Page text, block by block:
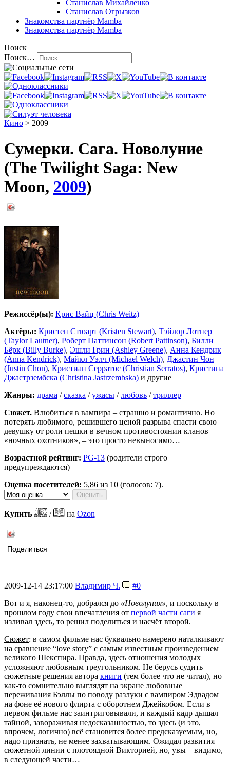
Станислав Михайленко
Станислав Огрызков
Знакомства партнёр Mamba
Знакомства партнёр Mamba
Поиск
Поиск…
Кино > 2009
Сумерки. Сага. Новолуние
(The Twilight Saga: New
Moon, 2009)
Режиссёр(ы): Крис Вайц (Chris Weitz)
Актёры: Кристен Стюарт (Kristen Stewart), Тэйлор Лотнер
(Taylor Lautner), Роберт Паттинсон (Robert Pattinson), Билли
Бёрк (Billy Burke), Эшли Грин (Ashley Greene), Анна Кендрик
(Anna Kendrick), Майкл Уэлч (Michael Welch), Джастин Чон
(Justin Chon), Кристиан Серратос (Christian Serratos), Кристина
Джастрзембска (Christina Jastrzembska) и другие
Жанры: драма /сказка /ужасы /любовь /триллер
Сюжет. Влюбиться в вампира – страшно и романтично. Но
потерять любимого, решившего ценой разрыва спасти свою
девушку от роли пешки в вечном противостоянии кланов
«ночных охотников», – это просто невыносимо…
Возрастной рейтинг: PG-13 (родители строго
предупреждаются)
Оценка посетителей: 5,86 из 10 (голосов: 7).
Купить / на Ozon
Поделиться
2009-12-14 23:17:00 Владимир Ч.
#0
Вот и я, наконец-то, добрался до «Новолуния», и поскольку в
прошлом году свои впечатления от первой части саги я
изливал здесь, то решил поделиться и насчёт второй.
Сюжет: в самом фильме нас буквально намерено наталкивают
на сравнение “love story” с самым известным произведением
великого Шекспира. Правда, здесь отношения молодых
усложняют любовным треугольником. Не берусь судить
сюжетные решения автора книги (тем более что не читал), но
как-то сомнительно выглядят на экране любовные
переживания Бэллы по поводу разлуки с вампиром Эдвадом
на фоне её нового флирта с оборотнем Джейкобом. Если в
первом фильме нас заинтриговывали, и каждый кадр дышал
тайной, завораживая недосказанностью, то здесь (и это,
впрочем, логично) всё становится более предсказуемым, но,
надо признать, не менее захватывающим. Ожидал развития
сюжетной линии с плотоядной Викторией, но, увы – видимо,
в следующей части…